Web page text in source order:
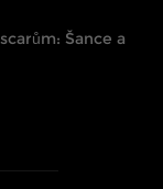
Šance a